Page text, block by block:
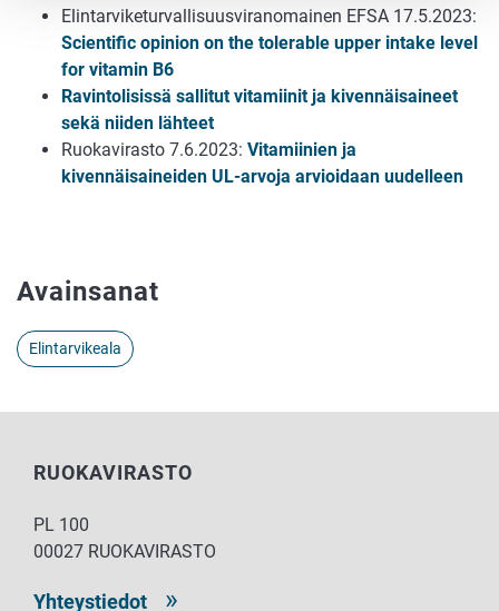
Elintarviketurvallisuusviranomainen EFSA 17.5.2023:
Scientific opinion on the tolerable upper intake level
for vitamin B6
Ravintolisissä sallitut vitamiinit ja kivennäisaineet
sekä niiden lähteet
Ruokavirasto 7.6.2023: Vitamiinien ja
kivennäisaineiden UL-arvoja arvioidaan uudelleen
Avainsanat
Elintarvikeala
RUOKAVIRASTO
PL 100
00027 RUOKAVIRASTO
Yhteystiedot